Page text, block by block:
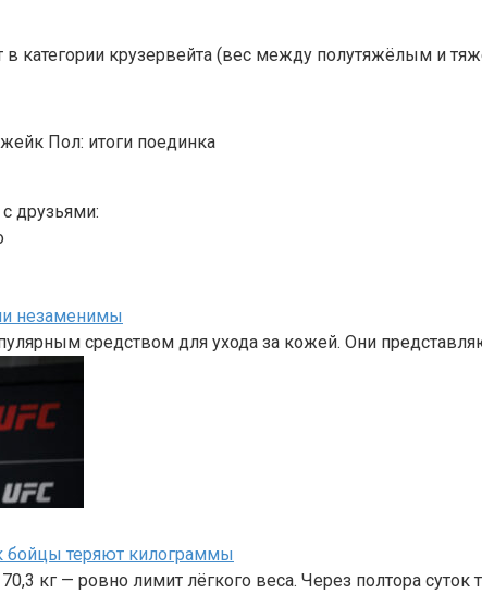
категории крузервейта (вес между полутяжёлым и
друзьями:
незаменимы
средством для ухода за кожей. Они
бойцы теряют килограммы
кг — ровно лимит лёгкого веса. Через полтора суток